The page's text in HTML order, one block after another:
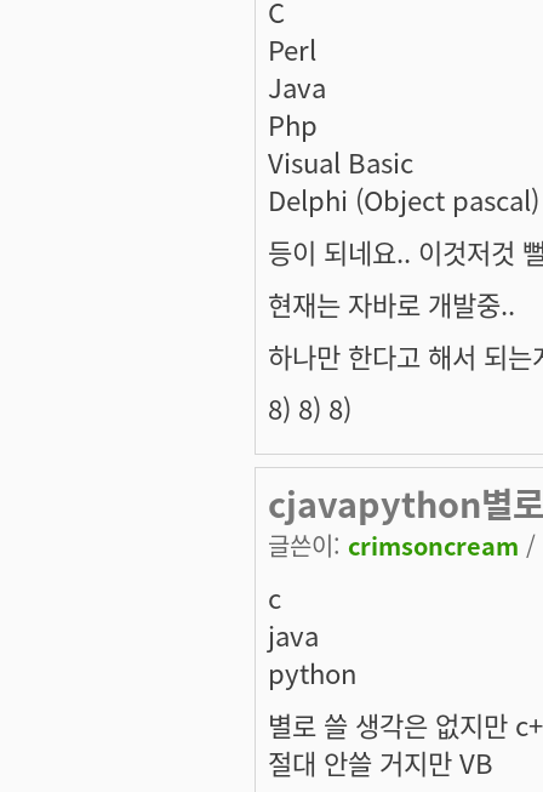
C
Perl
Java
Php
Visual Basic
Delphi (Object pascal)
등이 되네요.. 이것저것
현재는 자바로 개발중..
하나만 한다고 해서 되
8) 8) 8)
cjavapython별로
글쓴이: crimsoncream /
c
java
python
별로 쓸 생각은 없지만
절대 안쓸 거지만 VB